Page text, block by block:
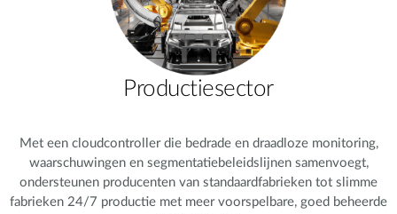
Productiesector
Met een cloudcontroller die bedrade en draadloze monitoring,
waarschuwingen en segmentatiebeleidslijnen samenvoegt,
ondersteunen producenten van standaardfabrieken tot slimme
fabrieken 24/7 productie met meer voorspelbare, goed beheerde